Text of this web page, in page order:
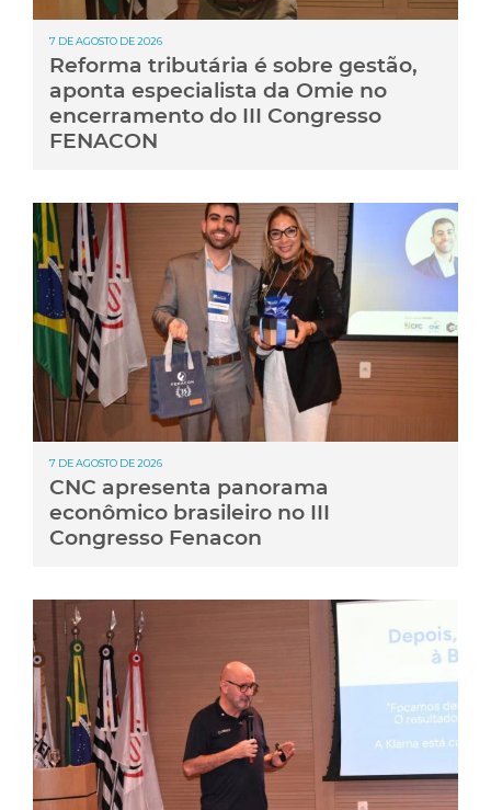
7 DE AGOSTO DE 2026
Reforma tributária é sobre gestão,
aponta especialista da Omie no
encerramento do III Congresso
FENACON
7 DE AGOSTO DE 2026
CNC apresenta panorama
econômico brasileiro no III
Congresso Fenacon